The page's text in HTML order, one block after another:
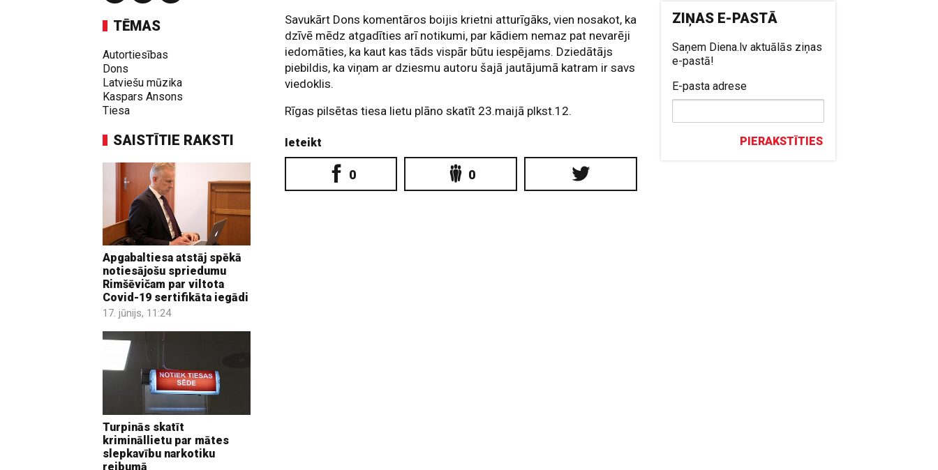
TĒMAS
Autortiesības
Dons
Latviešu mūzika
Kaspars Ansons
Tiesa
SAISTĪTIE RAKSTI
Apgabaltiesa atstāj spēkā
notiesājošu spriedumu
Rimšēvičam par viltota
Covid-19 sertifikāta iegādi
17. jūnijs, 11:24
Turpinās skatīt
krimināllietu par mātes
slepkavību narkotiku
reibumā
Savukārt Dons komentāros boijis krietni atturīgāks, vien nosakot, ka
dzīvē mēdz atgadīties arī notikumi, par kādiem nemaz pat nevarēji
iedomāties, ka kaut kas tāds vispār būtu iespējams. Dziedātājs
piebildis, ka viņam ar dziesmu autoru šajā jautājumā katram ir savs
viedoklis.
Rīgas pilsētas tiesa lietu plāno skatīt 23.maijā plkst.12.
Ieteikt
0 0
ZIŅAS E-PASTĀ
Saņem Diena.lv aktuālās ziņas
e-pastā!
E-pasta adrese
PIERAKSTĪTIES